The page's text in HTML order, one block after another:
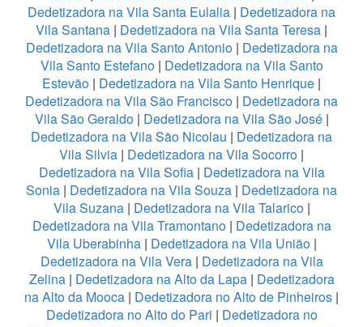
Dedetizadora na Vila Santa Eulalia | Dedetizadora na
Vila Santana | Dedetizadora na Vila Santa Teresa |
Dedetizadora na Vila Santo Antonio| Dedetizadora na
Vila Santo Estefano| Dedetizadora na Vila Santo
Estevão | Dedetizadora na Vila Santo Henrique |
Dedetizadora na Vila São Francisco | Dedetizadora na
Vila São Geraldo| Dedetizadora na Vila São José|
Dedetizadora na Vila São Nicolau | Dedetizadora na
Vila Silvia | Dedetizadora na Vila Socorro |
Dedetizadora na Vila Sofia| Dedetizadora na Vila
Sonia | Dedetizadora na Vila Souza | Dedetizadora na
Vila Suzana| Dedetizadora na Vila Talarico|
Dedetizadora na Vila Tramontano| Dedetizadora na
Vila Uberabinha| Dedetizadora na Vila União|
Dedetizadora na Vila Vera| Dedetizadora na Vila
Zelina| Dedetizadora na Alto da Lapa| Dedetizadora
na Alto da Mooca | Dedetizadora no Alto de Pinheiros |
Dedetizadora no Alto do Pari | Dedetizadora no